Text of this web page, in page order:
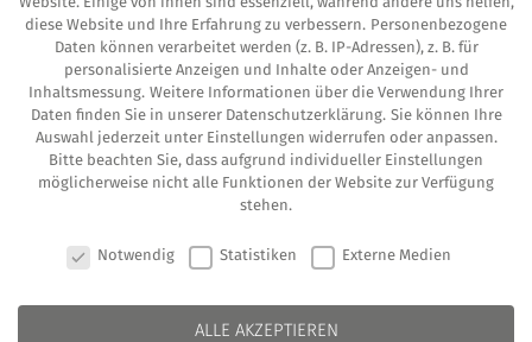
In den Win­kel­wie­sen 4b
61350 Bad Hom­burg v.d. Höhe
Tel.: +49 6172 267 8219
Mobil.: +49 173 97 33 555
diese Website und Ihre Erfahrung zu verbessern. Personenbezogene
Daten können verarbeitet werden (z. B. IP-Adressen), z. B. für
personalisierte Anzeigen und Inhalte oder Anzeigen- und
Inhaltsmessung. Weitere Informationen über die Verwendung Ihrer
Daten finden Sie in unserer Datenschutzerklärung. Sie können Ihre
Auswahl jederzeit unter Einstellungen widerrufen oder anpassen.
Bitte beachten Sie, dass aufgrund individueller Einstellungen
möglicherweise nicht alle Funktionen der Website zur Verfügung
stehen.
Notwendig
Statistiken Externe Medien
ALLE AKZEPTIEREN